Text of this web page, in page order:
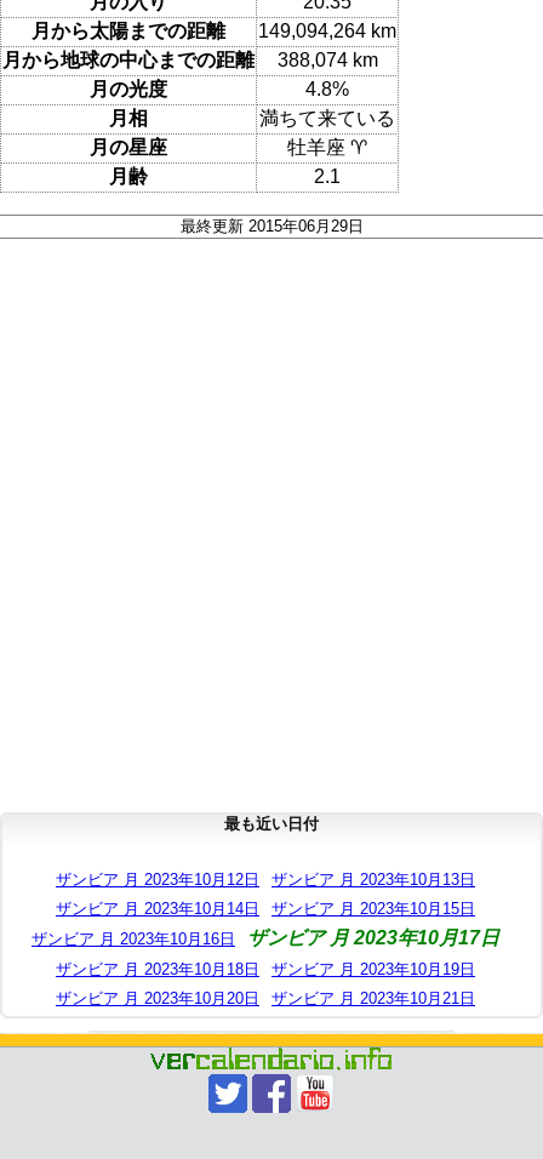
月から太陽までの距離
149,094,264 km
月から地球の中心までの距離
388,074 km
月の光度
4.8%
月相
満ちて来ている
月の星座
牡羊座 ♈
月齢
2.1
最終更新 2015年06月29日
最も近い日付
ザンビア 月 2023年10月12日
ザンビア 月 2023年10月13日
ザンビア 月 2023年10月14日
ザンビア 月 2023年10月15日
ザンビア 月 2023年10月16日
ザンビア 月 2023年10月17日
ザンビア 月 2023年10月18日
ザンビア 月 2023年10月19日
ザンビア 月 2023年10月20日
ザンビア 月 2023年10月21日